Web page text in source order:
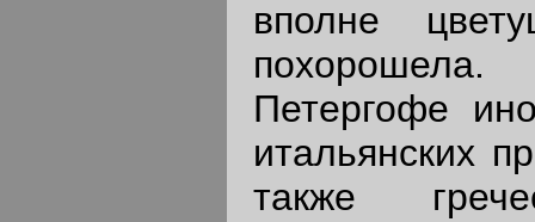
вполне
Петергофе
итальянских
также